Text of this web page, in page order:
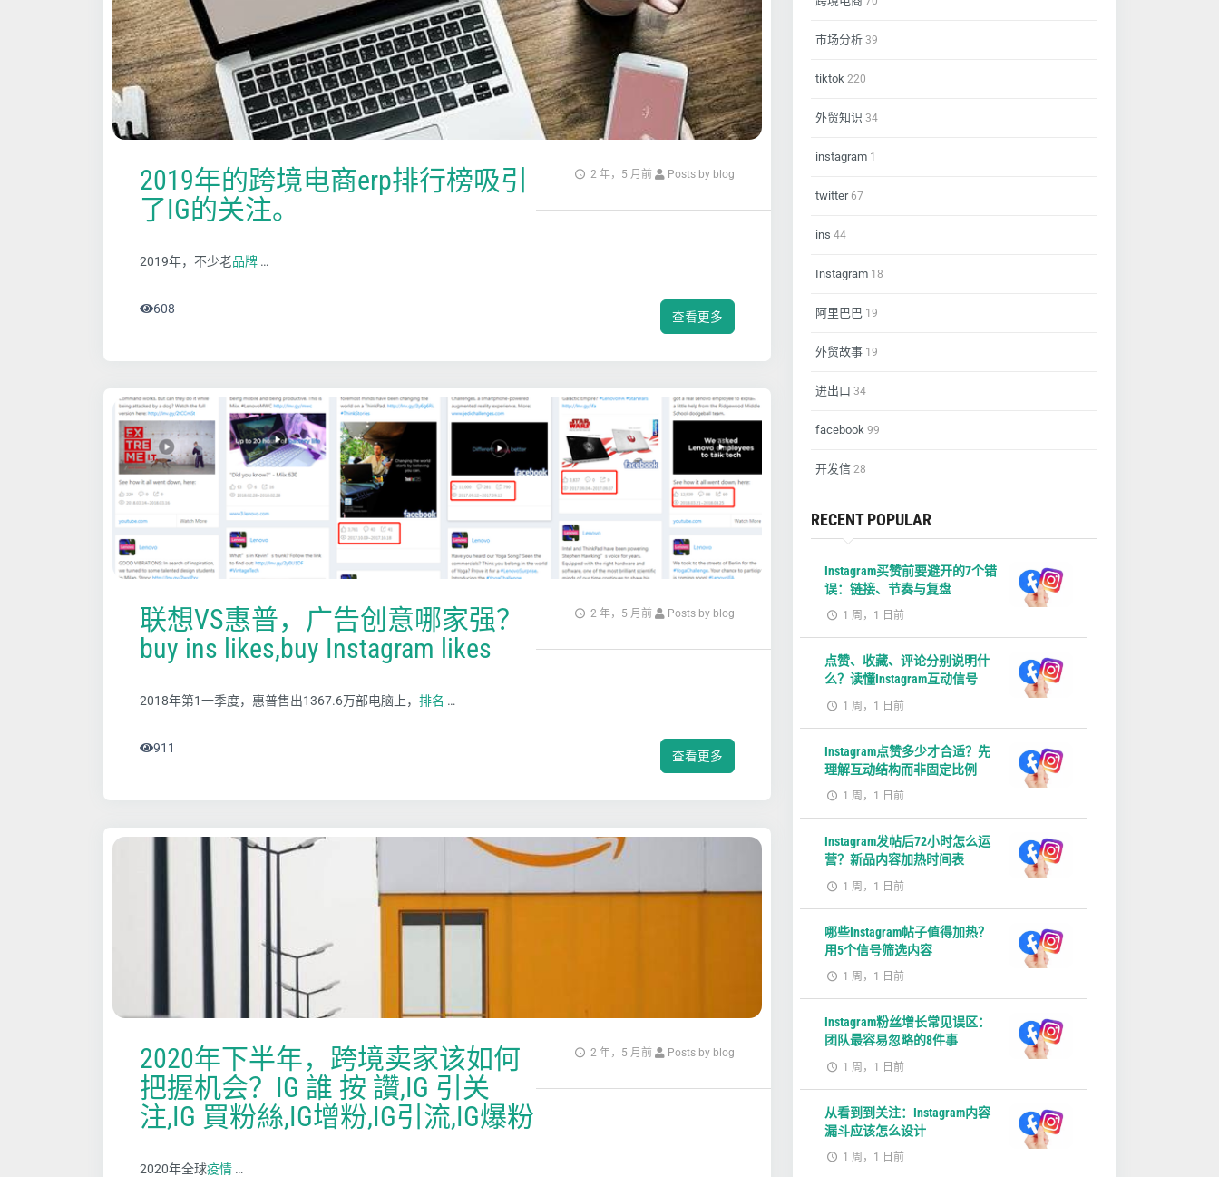
2 年，5 月前 Posts by blog
2019年的跨境电商erp排行榜吸引
了IG的关注。
2019年，不少老品牌 …
查看更多
608
2 年，5 月前 Posts by blog
联想VS惠普，广告创意哪家强？
buy ins likes,buy Instagram likes
2018年第1一季度，惠普售出1367.6万部电脑上， 排名 …
查看更多
911
2 年，5 月前 Posts by blog
2020年下半年，跨境卖家该如何
把握机会？IG 誰 按 讚,IG 引关
注,IG 買粉絲,IG增粉,IG引流,IG爆粉
2020年全球疫情 …
市场分析 39
tiktok 220
外贸知识 34
instagram 1
twitter67
ins 44
Instagram 18
阿里巴巴 19
外贸故事 19
进出口 34
facebook 99
开发信 28
RECENT POPULAR
Instagram买赞前要避开的7个错
误：链接、节奏与复盘
1 周，1 日前
点赞、收藏、评论分别说明什
么？读懂Instagram互动信号
1 周，1 日前
Instagram点赞多少才合适？先
理解互动结构而非固定比例
1 周，1 日前
Instagram发帖后72小时怎么运
营？新品内容加热时间表
1 周，1 日前
哪些Instagram帖子值得加热？
用5个信号筛选内容
1 周，1 日前
Instagram粉丝增长常见误区：
团队最容易忽略的8件事
1 周，1 日前
从看到到关注：Instagram内容
漏斗应该怎么设计
1 周，1 日前